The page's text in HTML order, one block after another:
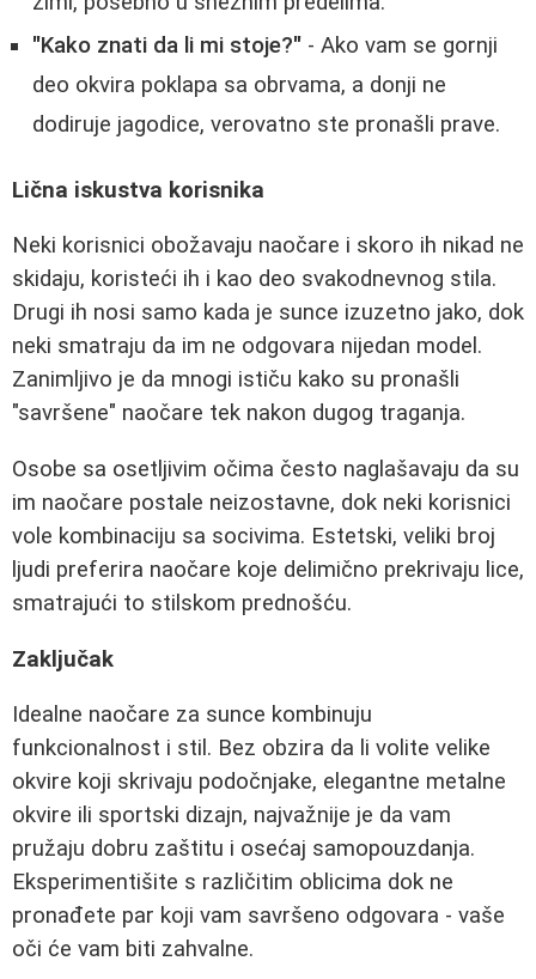
"Kako znati da li mi stoje?" - Ako vam se gornji
deo okvira poklapa sa obrvama, a donji ne
dodiruje jagodice, verovatno ste pronašli prave.
Lična iskustva korisnika
Neki korisnici obožavaju naočare i skoro ih nikad ne
skidaju, koristeći ih i kao deo svakodnevnog stila.
Drugi ih nosi samo kada je sunce izuzetno jako, dok
neki smatraju da im ne odgovara nijedan model.
Zanimljivo je da mnogi ističu kako su pronašli
"savršene" naočare tek nakon dugog traganja.
Osobe sa osetljivim očima često naglašavaju da su
im naočare postale neizostavne, dok neki korisnici
vole kombinaciju sa socivima. Estetski, veliki broj
ljudi preferira naočare koje delimično prekrivaju lice,
smatrajući to stilskom prednošću.
Zaključak
Idealne naočare za sunce kombinuju
funkcionalnost i stil. Bez obzira da li volite velike
okvire koji skrivaju podočnjake, elegantne metalne
okvire ili sportski dizajn, najvažnije je da vam
pružaju dobru zaštitu i osećaj samopouzdanja.
Eksperimentišite s različitim oblicima dok ne
pronađete par koji vam savršeno odgovara - vaše
oči će vam biti zahvalne.